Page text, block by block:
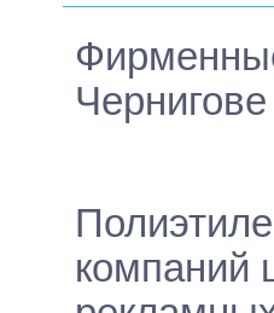
Чернигове
компаний